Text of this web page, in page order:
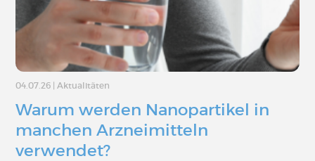
04.07.26 | Aktualitäten
Warum werden Nanopartikel in
manchen Arzneimitteln
verwendet?